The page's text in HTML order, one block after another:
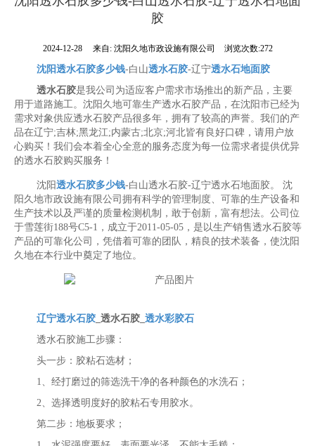
胶
2024-12-28 来自: 沈阳久地市政设施有限公司 浏览次数:272
沈阳透水石胶多少钱-白山透水石胶-辽宁透水石地面胶
透水石胶是我公司为适应客户需求市场推出的新产品，主要
用于道路施工。沈阳久地可靠生产透水石胶产品，在沈阳市已经为
需求对象供应透水石胶产品很多年，拥有了较高的声誉。我们的产
品在辽宁;吉林;黑龙江;内蒙古;北京;河北皆有良好口碑，请用户放
心购买！我们会本着全心全意的服务态度为每一位需求者提供优异
的透水石胶购买服务！
沈阳透水石胶多少钱-白山透水石胶-辽宁透水石地面胶。 沈
阳久地市政设施有限公司拥有科学的管理制度、可靠的生产设备和
生产技术以及严谨的质量检测机制，敢于创新，富有想法。公司位
于雪莲街188号C5-1，成立于2011-05-05，是以生产销售透水石胶等
产品的可靠化公司，凭借着可靠的团队，精良的技术装备，使沈阳
久地在本行业中奠定了地位。
辽宁透水石胶_透水石胶_ 透水彩胶石
透水石胶施工步骤：
头一步：胶粘石选材；
1、经打磨过的筛选洗干净的各种颜色的水洗石；
2、选择透明度好的胶粘石专用胶水。
第二步：地板要求；